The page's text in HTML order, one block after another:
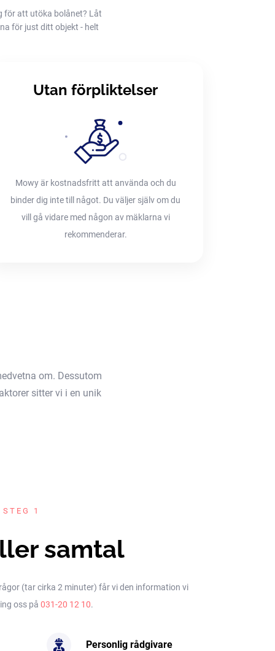
för att utöka bolånet? Låt
för just ditt objekt - helt
Utan förpliktelser
Mowy är kostnadsfritt att använda och du
binder dig inte till något. Du väljer själv om du
vill gå vidare med någon av mäklarna vi
rekommenderar.
om. Dessutom
sitter vi i en unik
1
samtal
(tar cirka 2 minuter) får vi den information vi
oss på 031-20 12 10.
Personlig rådgivare